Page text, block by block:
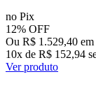
no Pix
12% OFF
Ou R$ 1.529,40
10x de R$ 152,94
Ver produto